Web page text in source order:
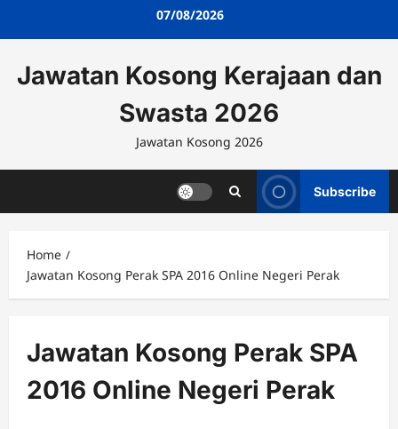
07/08/2026
Jawatan Kosong Kerajaan dan
Swasta 2026
Jawatan Kosong 2026
Subscribe
Home
Jawatan Kosong Perak SPA 2016 Online Negeri Perak
Jawatan Kosong Perak SPA
2016 Online Negeri Perak